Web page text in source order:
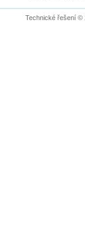
Technické řešení ©